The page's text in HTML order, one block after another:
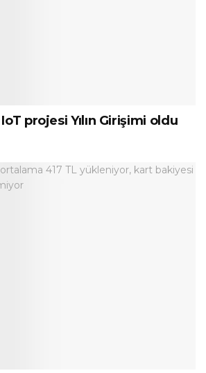
projesi Yılın Girişimi oldu